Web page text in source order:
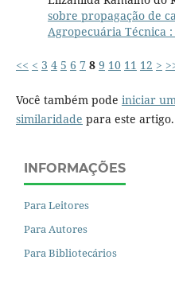
sobre propagação de
Agropecuária Técnica :
<< < 3 4 5 6 7 8 9 10 11 12 >
Você também pode iniciar
similaridade para este artigo.
INFORMAÇÕES
Para Leitores
Para Autores
Para Bibliotecários